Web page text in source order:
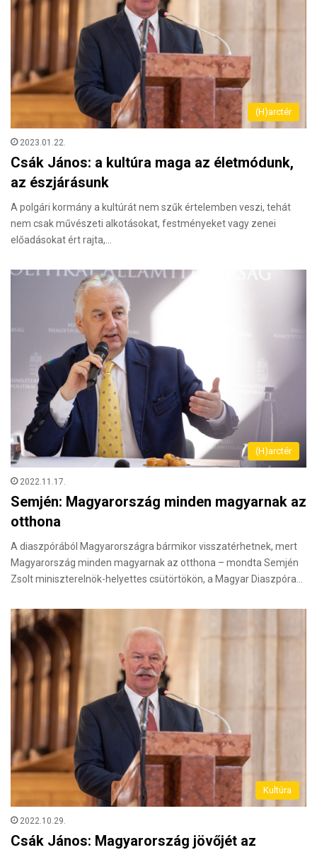
(H)arctér
2023.01.22.
Csák János: a kultúra maga az életmódunk,
az észjárásunk
A polgári kormány a kultúrát nem szűk értelemben veszi, tehát
nem csak művészeti alkotásokat, festményeket vagy zenei
előadásokat ért rajta,…
(H)arctér
2022.11.17.
Semjén: Magyarország minden magyarnak az
otthona
A diaszpórából Magyarországra bármikor visszatérhetnek, mert
Magyarország minden magyarnak az otthona – mondta Semjén
Zsolt miniszterelnök-helyettes csütörtökön, a Magyar Diaszpóra…
Kultúra
2022.10.29.
Csák János: Magyarország jövőjét az